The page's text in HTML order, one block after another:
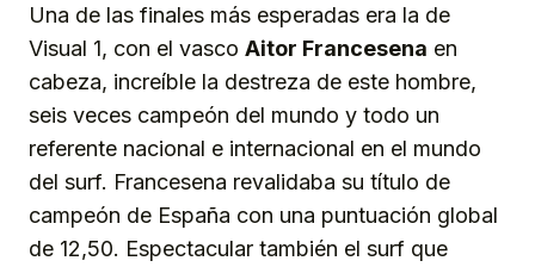
Una de las finales más esperadas era la de
Visual 1, con el vasco Aitor Francesena en
cabeza, increíble la destreza de este hombre,
seis veces campeón del mundo y todo un
referente nacional e internacional en el mundo
del surf. Francesena revalidaba su título de
campeón de España con una puntuación global
de 12,50. Espectacular también el surf que